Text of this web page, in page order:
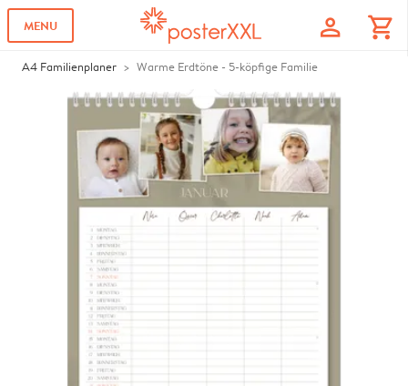
MENU profile shopping_cart
A4 Familienplaner Warme Erdtöne - 5-köpfige Familie